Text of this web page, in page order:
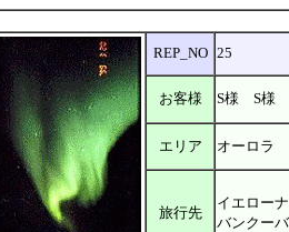
REP_NO 25
お客様 S様 S様
エリア オーロラ
旅行先
イエロー
バンクー